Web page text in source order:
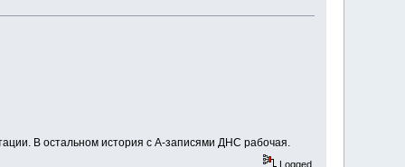
В остальном история с А-записями ДНС рабочая.
Logged